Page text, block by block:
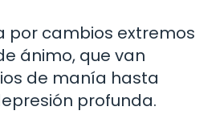
por cambios extremos
ánimo, que van
de manía hasta
profunda.